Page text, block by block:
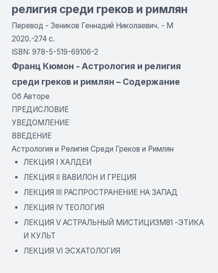
религия среди греков и римлян
Перевод - Зеников Геннадий Николаевич. - М
2020.-274 с.
ISBN: 978-5-519-69106-2
Франц Кюмон - Астрология и религия
среди греков и римлян – Содержание
Об Авторе
ПРЕДИСЛОВИЕ
УВЕДОМЛЕНИЕ
ВВЕДЕНИЕ
Астрология и Религия Среди Греков и Римлян
ЛЕКЦИЯ I ХАЛДЕИ
ЛЕКЦИЯ II ВАВИЛОН И ГРЕЦИЯ
ЛЕКЦИЯ III РАСПРОСТРАНЕНИЕ НА ЗАПАД
ЛЕКЦИЯ IV ТЕОЛОГИЯ
ЛЕКЦИЯ V АСТРАЛЬНЫЙ МИСТИЦИЗМ81 -ЭТИКА
И КУЛЬТ
ЛЕКЦИЯ VI ЭСХАТОЛОГИЯ